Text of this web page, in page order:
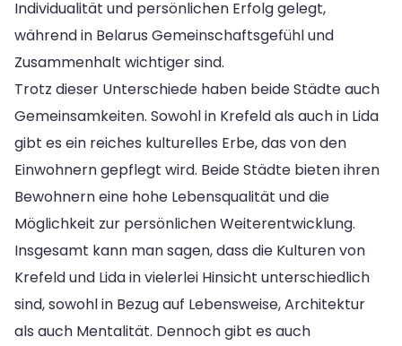
Individualität und persönlichen Erfolg gelegt,
während in Belarus Gemeinschaftsgefühl und
Zusammenhalt wichtiger sind.
Trotz dieser Unterschiede haben beide Städte auch
Gemeinsamkeiten. Sowohl in Krefeld als auch in Lida
gibt es ein reiches kulturelles Erbe, das von den
Einwohnern gepflegt wird. Beide Städte bieten ihren
Bewohnern eine hohe Lebensqualität und die
Möglichkeit zur persönlichen Weiterentwicklung.
Insgesamt kann man sagen, dass die Kulturen von
Krefeld und Lida in vielerlei Hinsicht unterschiedlich
sind, sowohl in Bezug auf Lebensweise, Architektur
als auch Mentalität. Dennoch gibt es auch